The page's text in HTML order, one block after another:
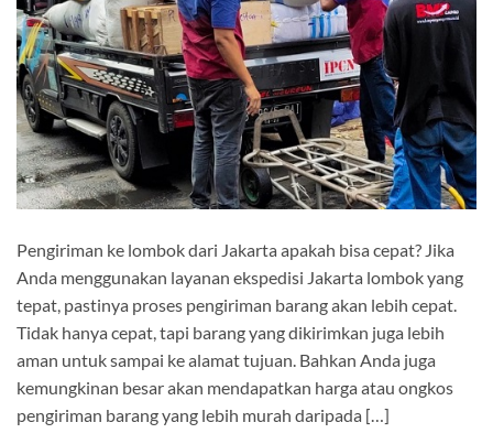
Pengiriman ke lombok dari Jakarta apakah bisa cepat? Jika
Anda menggunakan layanan ekspedisi Jakarta lombok yang
tepat, pastinya proses pengiriman barang akan lebih cepat.
Tidak hanya cepat, tapi barang yang dikirimkan juga lebih
aman untuk sampai ke alamat tujuan. Bahkan Anda juga
kemungkinan besar akan mendapatkan harga atau ongkos
pengiriman barang yang lebih murah daripada […]